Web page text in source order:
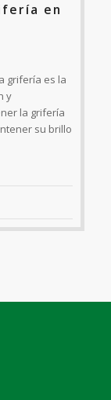
en
grifería es la
y
la grifería
su brillo